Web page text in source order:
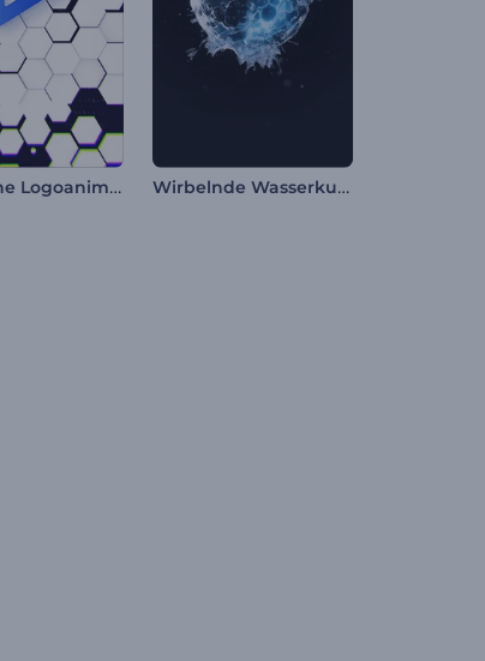
Websuche Logoanimation Wirbelnde Wasserkugel Logo